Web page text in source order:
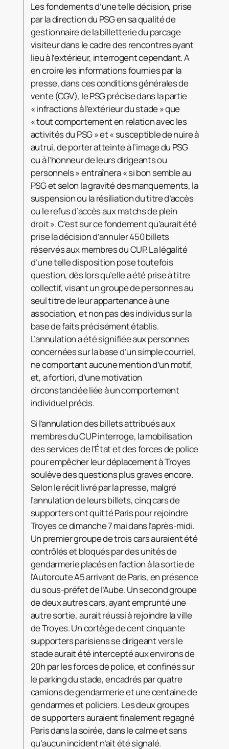
Les fondements d’une telle décision, prise
par la direction du PSG en sa qualité de
gestionnaire de la billetterie du parcage
visiteur dans le cadre des rencontres ayant
lieu à l’extérieur, interrogent cependant. A
en croire les informations fournies par la
presse, dans ces conditions générales de
vente (CGV), le PSG précise dans la partie
« infractions à l’extérieur du stade » que
« tout comportement en relation avec les
activités du PSG » et « susceptible de nuire à
autrui, de porter atteinte à l’image du PSG
ou à l’honneur de leurs dirigeants ou
personnels » entraînera « si bon semble au
PSG et selon la gravité des manquements, la
suspension ou la résiliation du titre d’accès
ou le refus d’accès aux matchs de plein
droit ». C’est sur ce fondement qu’aurait été
prise la décision d’annuler 450 billets
réservés aux membres du CUP. La légalité
d’une telle disposition pose toutefois
question, dès lors qu’elle a été prise à titre
collectif, visant un groupe de personnes au
seul titre de leur appartenance à une
association, et non pas des individus sur la
base de faits précisément établis.
L’annulation a été signifiée aux personnes
concernées sur la base d’un simple courriel,
ne comportant aucune mention d’un motif,
et, a fortiori, d’une motivation
circonstanciée liée à un comportement
individuel précis.
Si l’annulation des billets attribués aux
membres du CUP interroge, la mobilisation
des services de l’État et des forces de police
pour empêcher leur déplacement à Troyes
soulève des questions plus graves encore.
Selon le récit livré par la presse, malgré
l’annulation de leurs billets, cinq cars de
supporters ont quitté Paris pour rejoindre
Troyes ce dimanche 7 mai dans l’après-midi.
Un premier groupe de trois cars auraient été
contrôlés et bloqués par des unités de
gendarmerie placés en faction à la sortie de
l’Autoroute A5 arrivant de Paris, en présence
du sous-préfet de l’Aube. Un second groupe
de deux autres cars, ayant emprunté une
autre sortie, aurait réussi à rejoindre la ville
de Troyes. Un cortège de cent cinquante
supporters parisiens se dirigeant vers le
stade aurait été intercepté aux environs de
20h par les forces de police, et confinés sur
le parking du stade, encadrés par quatre
camions de gendarmerie et une centaine de
gendarmes et policiers. Les deux groupes
de supporters auraient finalement regagné
Paris dans la soirée, dans le calme et sans
qu’aucun incident n’ait été signalé.